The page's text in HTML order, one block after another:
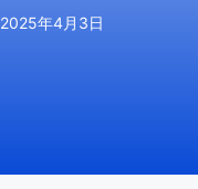
2025年4月3日